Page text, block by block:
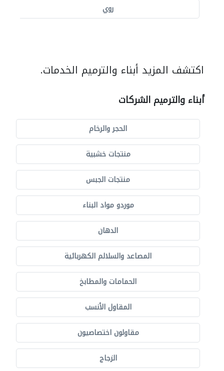
روي
اكتشف المزيد أبناء والترميم الخدمات.
أبناء والترميم الشركات
الحجر والرخام
منتجات خشبية
منتجات الجبس
موردو مواد البناء
الدهان
المصاعد والسلالم الكهربائية
الحمامات والمطابخ
المقاول الأنسب
مقاولون اختصاصيون
الزجاج